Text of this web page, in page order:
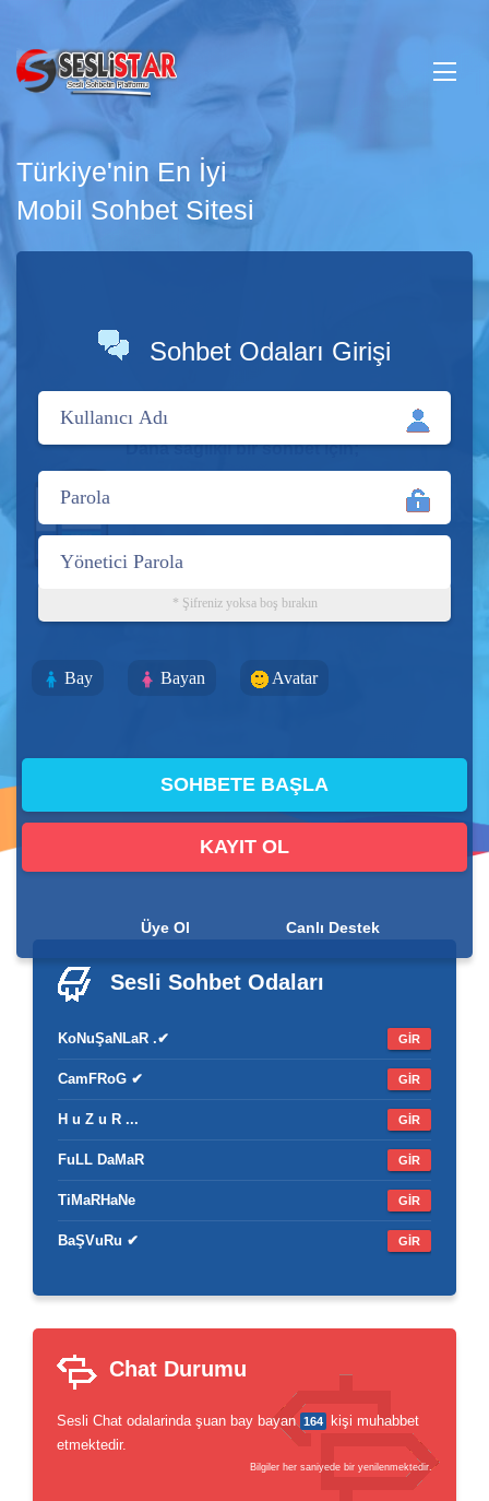
Türkiye'nin En İyi
Mobil Sohbet Sitesi
Daha sağlıklı bir sohbet için;
Sohbet Odaları Girişi
* Şifreniz yoksa boş bırakın
Bay Bayan Avatar
KAYIT OL
Üye Ol Canlı Destek
Sesli Sohbet Odaları
KoNuŞaNLaR .✔ GİR
CamFRoG ✔ GİR
H u Z u R ... GİR
FuLL DaMaR GİR
TiMaRHaNe GİR
BaŞVuRu ✔ GİR
Chat Durumu
Sesli Chat odalarinda şuan bay bayan 164
kişi muhabbet
etmektedir.
Bilgiler her saniyede bir yenilenmektedir.